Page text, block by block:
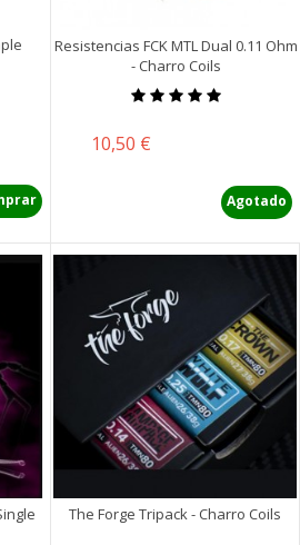
Resistencias FCK MTL Dual 0.11 Ohm
- Charro Coils
Precio
10,50 €
Agotado
The Forge Tripack - Charro Coils